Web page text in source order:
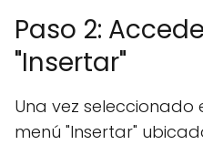
Paso 2:
"Insertar"
Una vez seleccionado
menú "Insertar"